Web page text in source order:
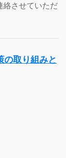
絡させていただ
の取り組みと